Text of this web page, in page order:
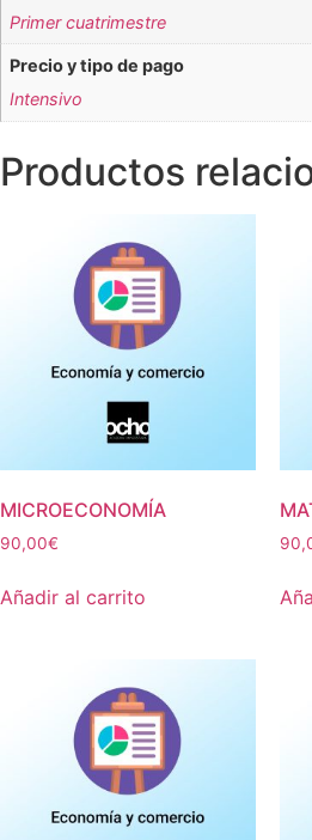
Primer cuatrimestre
Precio y tipo de pago
Intensivo
Productos
MICROECONOMÍA
90,00€
Añadir al carrito